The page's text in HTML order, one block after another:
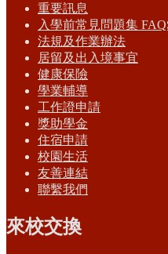
重要訊息
入學前常見問題集
法規及作業辦法
居留及出入境事宜
健康保險
學業輔導
工作證申請
獎助學金
住宿申請
校園生活
友善連結
聯繫我們
來校交換